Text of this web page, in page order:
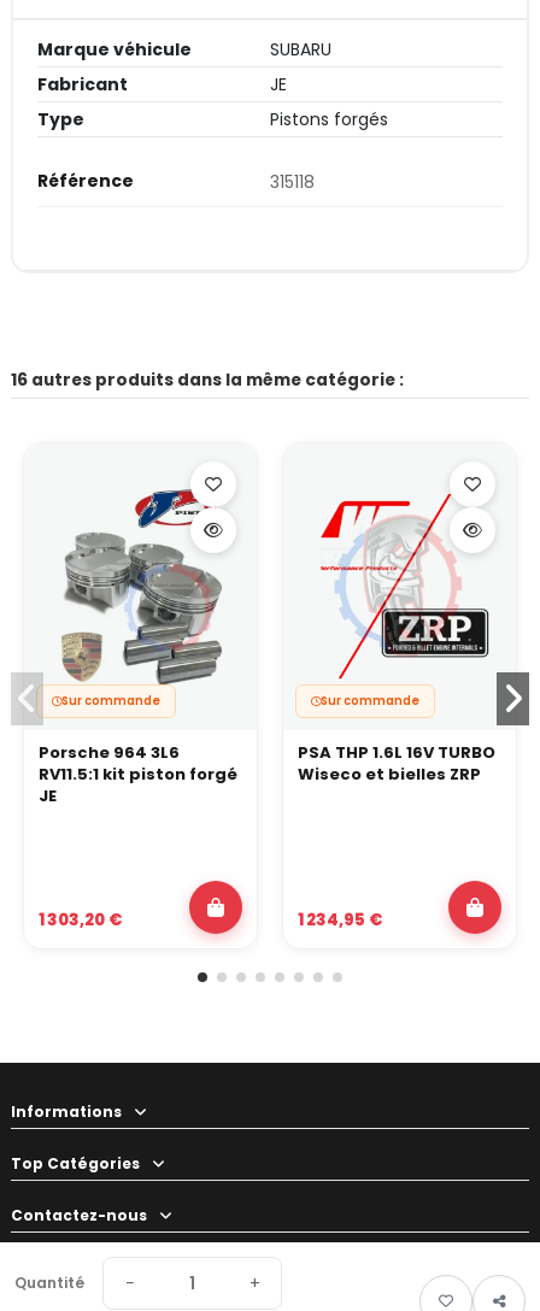
Quantité − +
Marque véhicule
SUBARU
Fabricant
JE
Type
Pistons forgés
Référence 315118
16 autres produits dans la même catégorie :
Sur commande
Porsche 964 3L6
RV11.5:1 kit piston forgé
JE
1 303,20 €
Sur commande
PSA THP 1.6L 16V TURBO
Wiseco et bielles ZRP
1 234,95 €
Informations
Top Catégories
Contactez-nous
Votre préparateur